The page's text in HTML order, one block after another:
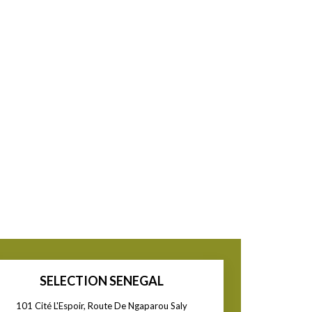
SELECTION SENEGAL
101 Cité L'Espoir, Route De Ngaparou Saly